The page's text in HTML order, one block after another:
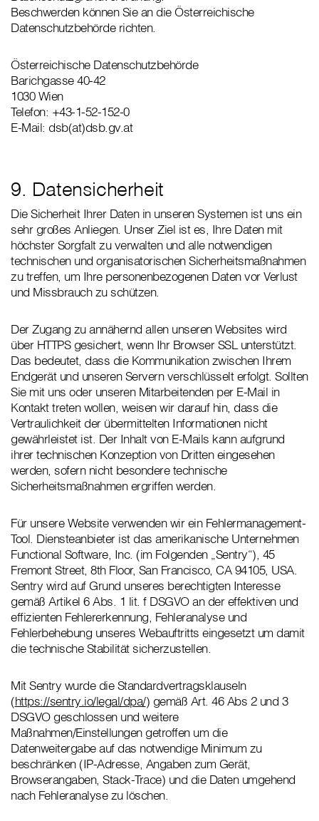
Beschwerden können Sie an die Österreichische
Datenschutzbehörde richten.
Österreichische Datenschutzbehörde
Barichgasse 40-42
1030 Wien
Telefon: +43-1-52-152-0
E-Mail: dsb(at)dsb.gv.at
9. Datensicherheit
Die Sicherheit Ihrer Daten in unseren Systemen ist uns ein
sehr großes Anliegen. Unser Ziel ist es, Ihre Daten mit
höchster Sorgfalt zu verwalten und alle notwendigen
technischen und organisatorischen Sicherheitsmaßnahmen
zu treffen, um Ihre personenbezogenen Daten vor Verlust
und Missbrauch zu schützen.
Der Zugang zu annähernd allen unseren Websites wird
über HTTPS gesichert, wenn Ihr Browser SSL unterstützt.
Das bedeutet, dass die Kommunikation zwischen Ihrem
Endgerät und unseren Servern verschlüsselt erfolgt. Sollten
Sie mit uns oder unseren Mitarbeitenden per E-Mail in
Kontakt treten wollen, weisen wir darauf hin, dass die
Vertraulichkeit der übermittelten Informationen nicht
gewährleistet ist. Der Inhalt von E-Mails kann aufgrund
ihrer technischen Konzeption von Dritten eingesehen
werden, sofern nicht besondere technische
Sicherheitsmaßnahmen ergriffen werden.
Für unsere Website verwenden wir ein Fehlermanagement-
Tool. Diensteanbieter ist das amerikanische Unternehmen
Functional Software, Inc. (im Folgenden „Sentry“), 45
Fremont Street, 8th Floor, San Francisco, CA 94105, USA.
Sentry wird auf Grund unseres berechtigten Interesse
gemäß Artikel 6 Abs. 1 lit. f DSGVO an der effektiven und
effizienten Fehlererkennung, Fehleranalyse und
Fehlerbehebung unseres Webauftritts eingesetzt um damit
die technische Stabilität sicherzustellen.
Mit Sentry wurde die Standardvertragsklauseln
(https://sentry.io/legal/dpa/) gemäß Art. 46 Abs 2 und 3
DSGVO geschlossen und weitere
Maßnahmen/Einstellungen getroffen um die
Datenweitergabe auf das notwendige Minimum zu
beschränken (IP-Adresse, Angaben zum Gerät,
Browserangaben, Stack-Trace) und die Daten umgehend
nach Fehleranalyse zu löschen.